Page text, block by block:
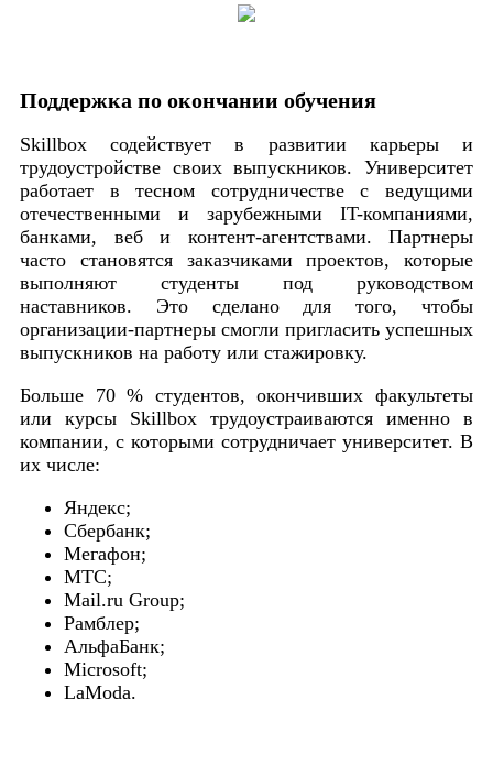
Поддержка по окончании обучения
Skillbox содействует в развитии карьеры и
трудоустройстве своих выпускников. Университет
работает в тесном сотрудничестве с ведущими
отечественными и зарубежными IT-компаниями,
банками, веб и контент-агентствами. Партнеры
часто становятся заказчиками проектов, которые
выполняют студенты под руководством
наставников. Это сделано для того, чтобы
организации-партнеры смогли пригласить успешных
выпускников на работу или стажировку.
Больше 70 % студентов, окончивших факультеты
или курсы Skillbox трудоустраиваются именно в
компании, с которыми сотрудничает университет. В
их числе:
Яндекс;
Сбербанк;
Мегафон;
МТС;
Mail.ru Group;
Рамблер;
АльфаБанк;
Microsoft;
LaModa.